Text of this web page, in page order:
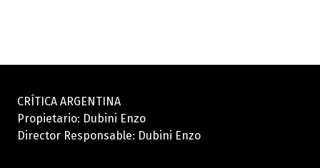
CRÍTICA ARGENTINA
Propietario: Dubini Enzo
Director Responsable: Dubini Enzo